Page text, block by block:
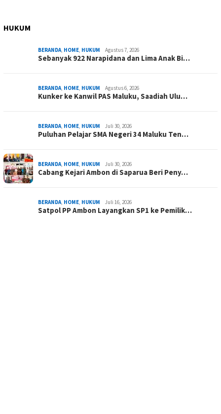
HUKUM
BERANDA, HOME, HUKUM Agustus 7, 2026
Sebanyak 922 Narapidana dan Lima Anak Bi…
BERANDA, HOME, HUKUM Agustus 6, 2026
Kunker ke Kanwil PAS Maluku, Saadiah Ulu…
BERANDA, HOME, HUKUM Juli 30, 2026
Puluhan Pelajar SMA Negeri 34 Maluku Ten…
BERANDA, HOME, HUKUM Juli 30, 2026
Cabang Kejari Ambon di Saparua Beri Peny…
BERANDA, HOME, HUKUM Juli 16, 2026
Satpol PP Ambon Layangkan SP1 ke Pemilik…